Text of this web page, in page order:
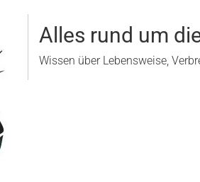
Alles rund um
Wissen über Lebensweise,